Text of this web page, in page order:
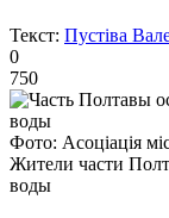
Текст: Пустіва
0
750
Фото: Асоціація
Жители части
воды